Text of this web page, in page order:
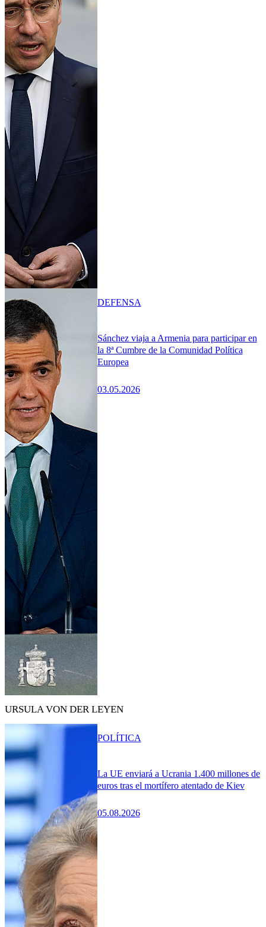
Sánchez viaja a Armenia para participar en
la 8ª Cumbre de la Comunidad Política
Europea
03.05.2026
DEFENSA
URSULA VON DER LEYEN
La UE enviará a Ucrania 1.400 millones de
euros tras el mortífero atentado de Kiev
05.08.2026
POLÍTICA